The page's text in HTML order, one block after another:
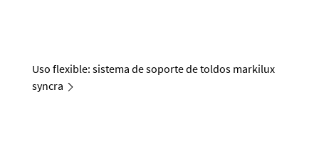
Uso flexible: sistema de soporte de toldos markilux
syncra